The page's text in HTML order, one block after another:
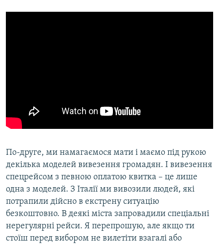
По-друге, ми намагаємося мати і маємо під рукою
декілька моделей вивезення громадян. І вивезення
спецрейсом з певною оплатою квитка – це лише
одна з моделей. З Італії ми вивозили людей, які
потрапили дійсно в екстрену ситуацію
безкоштовно. В деякі міста запровадили спеціальні
нерегулярні рейси. Я перепрошую, але якщо ти
стоїш перед вибором не вилетіти взагалі або